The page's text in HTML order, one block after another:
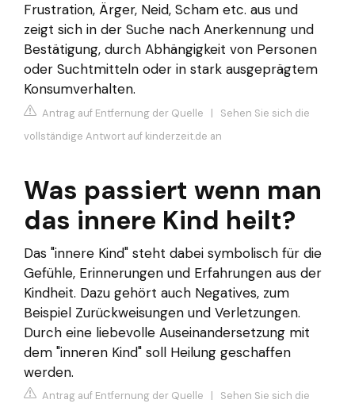
Frustration, Ärger, Neid, Scham etc. aus und
zeigt sich in der Suche nach Anerkennung und
Bestätigung, durch Abhängigkeit von Personen
oder Suchtmitteln oder in stark ausgeprägtem
Konsumverhalten.
Antrag auf Entfernung der Quelle | Sehen Sie sich die
vollständige Antwort auf kinderzeit.de an
Was passiert wenn man
das innere Kind heilt?
Das "innere Kind" steht dabei symbolisch für die
Gefühle, Erinnerungen und Erfahrungen aus der
Kindheit. Dazu gehört auch Negatives, zum
Beispiel Zurückweisungen und Verletzungen.
Durch eine liebevolle Auseinandersetzung mit
dem "inneren Kind" soll Heilung geschaffen
werden.
Antrag auf Entfernung der Quelle | Sehen Sie sich die